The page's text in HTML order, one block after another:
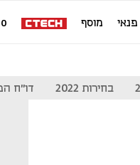
פנאי מוסף
בחירות 2022 דו"ח